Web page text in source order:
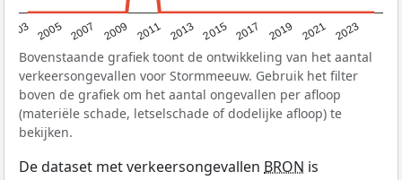
2003 2005 2007 2009 2011 2013 2015 2017 2019 2021 2023
Bovenstaande grafiek toont de ontwikkeling van het aantal
verkeersongevallen voor Stormmeeuw. Gebruik het filter
boven de grafiek om het aantal ongevallen per afloop
(materiële schade, letselschade of dodelijke afloop) te
bekijken.
De dataset met verkeersongevallen BRON is